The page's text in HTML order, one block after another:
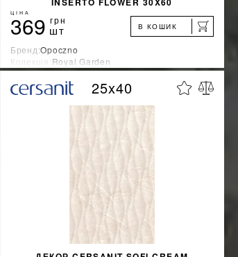
ЦІНА
369 грн
шт В КОШИК
Бренд:Opoczno
Колекція:Royal Garden
Країна-виробник:Польша
ДІЗНАТИСЯ ЗНИЖКУ %
КУПИТИ
25x40